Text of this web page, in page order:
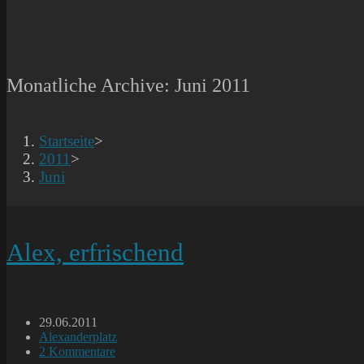
Monatliche Archive: Juni 2011
Startseite>
2011 >
Juni
Alex, erfrischend
Beitrag
veröffentlicht:
29.06.2011
Beitrags-
Kategorie:
Alexanderplatz
Beitrags-
2 Kommentare